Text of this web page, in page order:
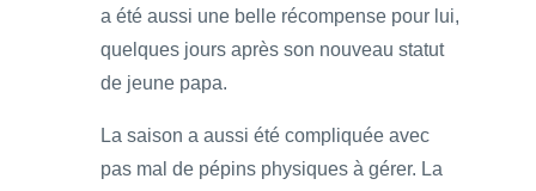
a été aussi une belle récompense pour lui,
quelques jours après son nouveau statut
de jeune papa.
La saison a aussi été compliquée avec
pas mal de pépins physiques à gérer. La